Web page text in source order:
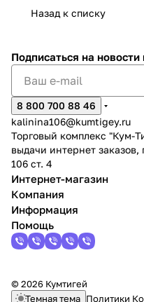
Назад к списку
Подписаться на новости
8 800 700 88 46
kalinina106@kumtigey.ru
Торговый комплекс "Кум-
выдачи интернет
106 ст. 4
Интернет-магазин
Компания
Информация
Помощь
© 2026 Кумтигей
Темная тема Политики